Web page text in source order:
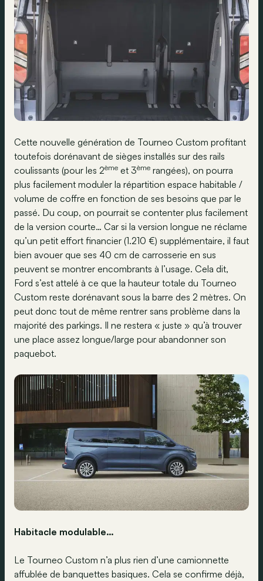
Cette nouvelle génération de Tourneo Custom profitant
toutefois dorénavant de sièges installés sur des rails
coulissants (pour les 2ème et 3ème rangées), on pourra
plus facilement moduler la répartition espace habitable /
volume de coffre en fonction de ses besoins que par le
passé. Du coup, on pourrait se contenter plus facilement
de la version courte… Car si la version longue ne réclame
qu’un petit effort financier (1.210 €) supplémentaire, il faut
bien avouer que ses 40 cm de carrosserie en sus
peuvent se montrer encombrants à l’usage. Cela dit,
Ford s’est attelé à ce que la hauteur totale du Tourneo
Custom reste dorénavant sous la barre des 2 mètres. On
peut donc tout de même rentrer sans problème dans la
majorité des parkings. Il ne restera « juste » qu’à trouver
une place assez longue/large pour abandonner son
paquebot.
Habitacle modulable…
Le Tourneo Custom n’a plus rien d’une camionnette
affublée de banquettes basiques. Cela se confirme déjà,